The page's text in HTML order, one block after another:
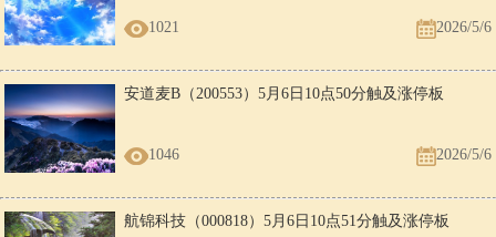
1021 2026/5/6
安道麦B（200553）5月6日10点50分触及涨停板
1046 2026/5/6
航锦科技（000818）5月6日10点51分触及涨停板